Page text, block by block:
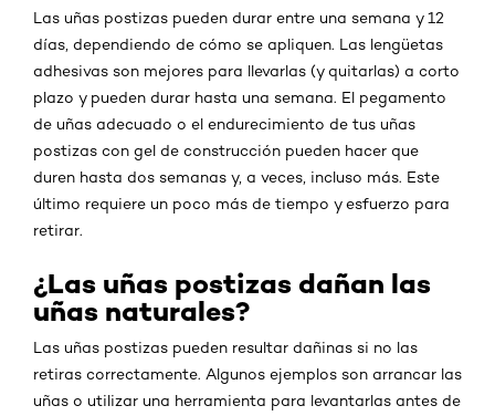
Las uñas postizas pueden durar entre una semana y 12
días, dependiendo de cómo se apliquen. Las lengüetas
adhesivas son mejores para llevarlas (y quitarlas) a corto
plazo y pueden durar hasta una semana. El pegamento
de uñas adecuado o el endurecimiento de tus uñas
postizas con gel de construcción pueden hacer que
duren hasta dos semanas y, a veces, incluso más. Este
último requiere un poco más de tiempo y esfuerzo para
retirar.
¿Las uñas postizas dañan las
uñas naturales?
Las uñas postizas pueden resultar dañinas si no las
retiras correctamente. Algunos ejemplos son arrancar las
uñas o utilizar una herramienta para levantarlas antes de